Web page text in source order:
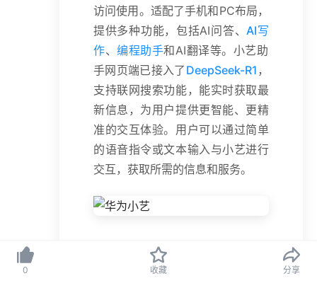
0 收藏 分享
访问使用。适配了手机和PC布局，
提供多种功能，包括AI问答、AI写
作、编程助手和AI翻译等。小艺助
手网页端已接入了 DeepSeek-R1 ，
支持联网搜索功能，能实时获取最
新信息，为用户提供更智能、更精
准的交互体验。用户可以通过简单
的语音指令或文本输入与小艺进行
交互，获取所需的信息和服务。
华为小艺的主要功